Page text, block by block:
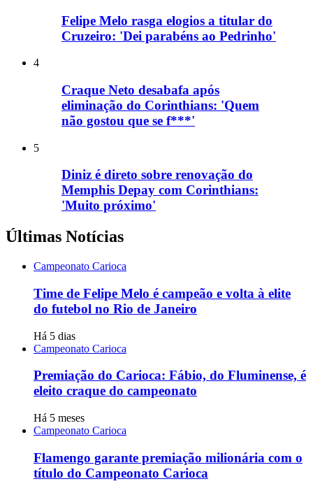
Felipe Melo rasga elogios a titular do
Cruzeiro: 'Dei parabéns ao Pedrinho'
4
Craque Neto desabafa após
eliminação do Corinthians: 'Quem
não gostou que se f***'
5
Diniz é direto sobre renovação do
Memphis Depay com Corinthians:
'Muito próximo'
Últimas Notícias
Campeonato Carioca
Time de Felipe Melo é campeão e volta à elite
do futebol no Rio de Janeiro
Há 5 dias
Campeonato Carioca
Premiação do Carioca: Fábio, do Fluminense, é
eleito craque do campeonato
Há 5 meses
Campeonato Carioca
Flamengo garante premiação milionária com o
título do Campeonato Carioca